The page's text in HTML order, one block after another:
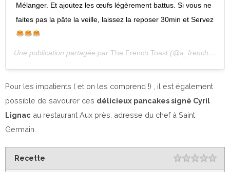
Mélanger. Et ajoutez les œufs légèrement battus. Si vous ne
faites pas la pâte la veille, laissez la reposer 30min et Servez
Une publication partagée par The French Toast (@a_french_toast_in_tlv) le
Pour les impatients ( et on les comprend !) , il est également
possible de savourer ces délicieux pancakes signé Cyril
Lignac au restaurant Aux près, adresse du chef à Saint
Germain.
Recette Rating